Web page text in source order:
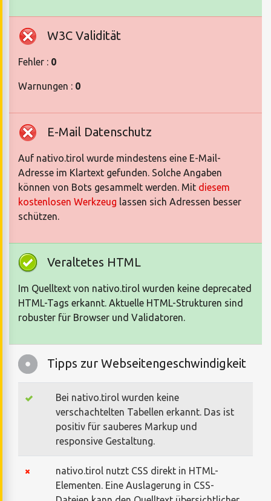
W3C Validität
Fehler : 0
Warnungen : 0
E-Mail Datenschutz
Auf nativo.tirol wurde mindestens eine E-Mail-
Adresse im Klartext gefunden. Solche Angaben
können von Bots gesammelt werden. Mit diesem
kostenlosen Werkzeug lassen sich Adressen besser
schützen.
Veraltetes HTML
Im Quelltext von nativo.tirol wurden keine deprecated
HTML-Tags erkannt. Aktuelle HTML-Strukturen sind
robuster für Browser und Validatoren.
Tipps zur Webseitengeschwindigkeit
Bei nativo.tirol wurden keine
verschachtelten Tabellen erkannt. Das ist
positiv für sauberes Markup und
responsive Gestaltung.
nativo.tirol nutzt CSS direkt in HTML-
Elementen. Eine Auslagerung in CSS-